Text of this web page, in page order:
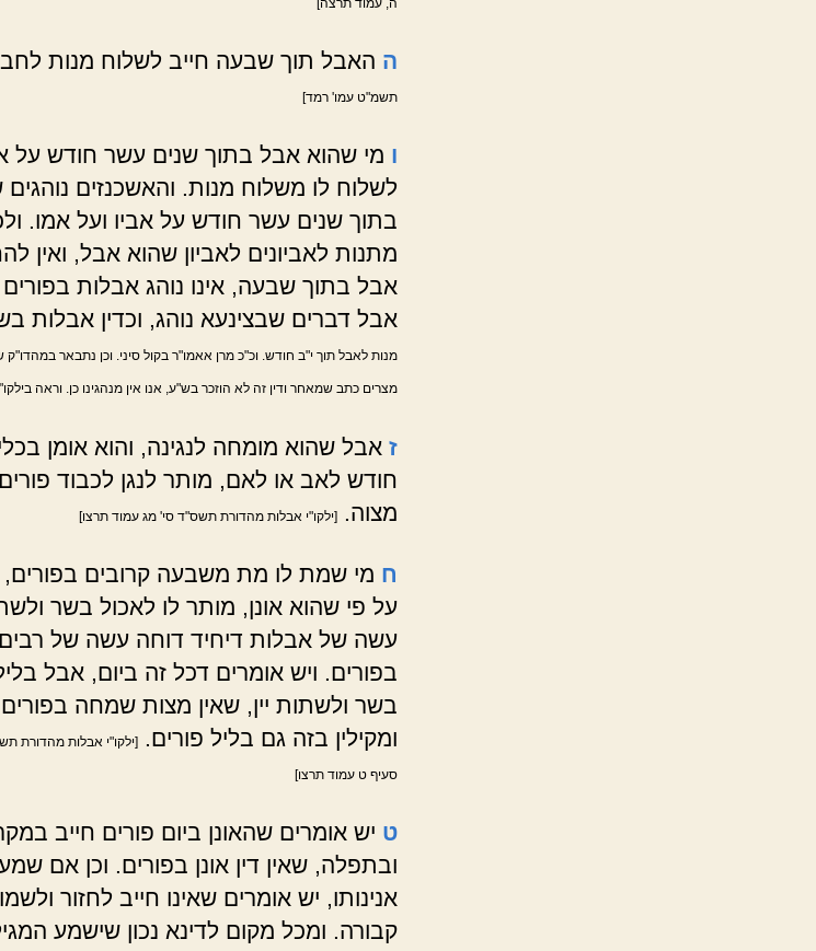
ה האבל תוך שבעה חייב לשלוח מנות
תשמ"ט עמו' רמד]
ו מי שהוא אבל בתוך שנים עשר חודש על
לשלוח לו משלוח מנות. והאשכנזים
בתוך שנים עשר חודש על אביו ועל אמו.
מתנות לאביונים לאביון שהוא אבל, ואין
אבל בתוך שבעה, אינו נוהג אבלות
אבל דברים שבצינעא נוהג, וכדין אבלות
מנות לאבל תוך י"ב חודש. וכ"כ מרן אאמו"ר בקול סיני. וכן נתבאר במהדו"ק
מצרים כתב שמאחר ודין זה לא הוזכר בש"ע, אנו אין מנהגינו כן. וראה
ז אבל שהוא מומחה לנגינה, והוא אומן
חודש לאב או לאם, מותר לנגן לכבוד
מצוה.
[ילקו"י אבלות מהדורת תשס"ד סי' מג עמוד תרצו]
ח מי שמת לו מת משבעה קרובים בפורים,
על פי שהוא אונן, מותר לו לאכול בשר
עשה של אבלות דיחיד דוחה עשה של
בפורים. ויש אומרים דכל זה ביום, אבל
בשר ולשתות יין, שאין מצות שמחה
ומקילין בזה גם בליל פורים. [ילקו"י אבלות מהדורת
סעיף ט עמוד תרצו]
ט יש אומרים שהאונן ביום פורים חייב
ובתפלה, שאין דין אונן בפורים. וכן אם
אנינותו, יש אומרים שאינו חייב לחזור
קבורה. ומכל מקום לדינא נכון שישמע